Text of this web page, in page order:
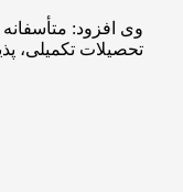
وی افزود:
تحصیلات تکمیلی،